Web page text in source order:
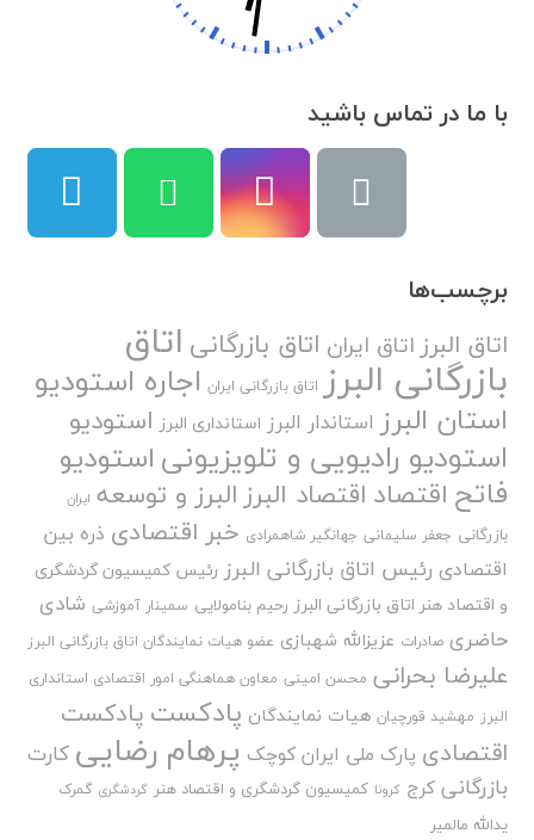
با ما در تماس باشید
برچسب‌ها
اتاق البرزاتاق ایران اتاق بازرگانی اتاق
بازرگانی البرز اتاق بازرگانی ایران اجاره استودیو
استان البرز استاندار البرز استانداری البرز استودیو
استودیو رادیویی و تلویزیونیاستودیو
فاتح اقتصاد اقتصاد البرزالبرز و توسعه ایران
بازرگانی جعفر سلیمانی جهانگیر شاهمرادی خبر اقتصادی ذره بین
اقتصادی رئیس اتاق بازرگانی البرز رئیس کمیسیون گردشگری
و اقتصاد هنر اتاق بازرگانی البرز رحیم بنامولایی سمینار آموزشی شادی
حاضری صادرات عزیزالله شهبازی عضو هیات نمایندگان اتاق بازرگانی البرز
علیرضا بحرانی محسن امینی معاون هماهنگی امور اقتصادی استانداری
البرز مهشید قورچیان هیات نمایندگان پادکست پادکست
اقتصادی پارک ملی ایران کوچک پرهام رضایی کارت
بازرگانی کرج کرونا کمیسیون گردشگری و اقتصاد هنر گردشگری گمرک
یدالله مالمیر